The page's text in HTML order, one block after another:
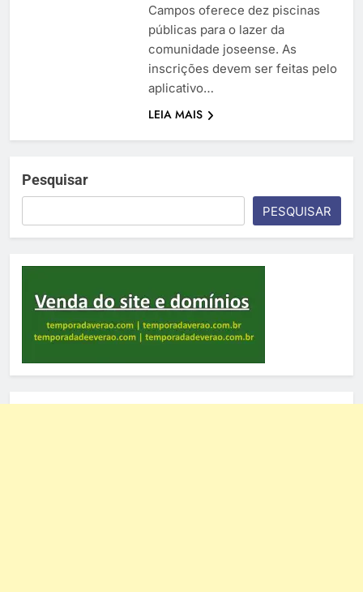
Campos oferece dez piscinas
públicas para o lazer da
comunidade joseense. As
inscrições devem ser feitas pelo
aplicativo…
LEIA MAIS
Pesquisar
PESQUISAR